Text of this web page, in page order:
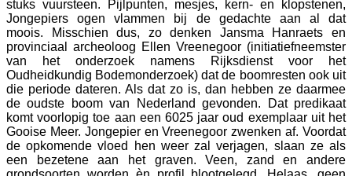
stuks vuursteen. Pijlpunten, mesjes, kern- en klopstenen,
Jongepiers ogen vlammen bij de gedachte aan al dat
moois. Misschien dus, zo denken Jansma Hanraets en
provinciaal archeoloog Ellen Vreenegoor (initiatiefneemster
van het onderzoek namens Rijksdienst voor het
Oudheidkundig Bodemonderzoek) dat de boomresten ook uit
die periode dateren. Als dat zo is, dan hebben ze daarmee
de oudste boom van Nederland gevonden. Dat predikaat
komt voorlopig toe aan een 6025 jaar oud exemplaar uit het
Gooise Meer. Jongepier en Vreenegoor zwenken af. Voordat
de opkomende vloed hen weer zal verjagen, slaan ze als
een bezetene aan het graven. Veen, zand en andere